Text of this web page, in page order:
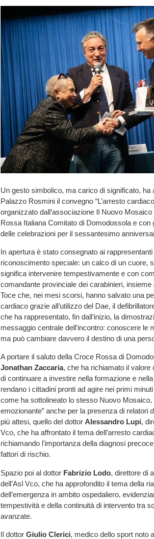
Un gesto simbolico, ma carico di significato, ha
Palazzo Rosmini il convegno “L’arresto
organizzato dall’associazione Il Nuovo
Rossa Italiana Comitato di Domodossola e con
delle celebrazioni per il sessantesimo
In apertura è stato consegnato ai
riconoscimento speciale: un calco di un cuore,
significa intervenire tempestivamente e con
comandante provinciale dei carabinieri,
Toce che, nei mesi scorsi, hanno salvato una
cardiaco grazie all’utilizzo del Dae, il
che ha rappresentato, fin dall’inizio, la
messaggio centrale dell’incontro: conoscere le
ma può cambiare davvero il destino di una
A portare il saluto della Croce Rossa di
Jonathan Zaccaria, che ha richiamato il valore
di continuare a investire nella formazione e
rendano i cittadini pronti ad agire nei primi
come ha sottolineato lo stesso Nuovo Mosaico,
emozionante” anche per la presenza di relatori
più attesi, quello del dottor Alessandro Lupi,
Vco, che ha affrontato il tema dell’arresto
richiamando l’importanza della diagnosi
fattori di rischio.
Spazio poi al dottor Fabrizio Lodo, direttore di
dell’Asl Vco, che ha approfondito il tema della
dell’emergenza in ambito ospedaliero,
tempestività e della continuità di intervento tra
avanzate.
Il dottor Giulio Clerici, medico dello sport noto